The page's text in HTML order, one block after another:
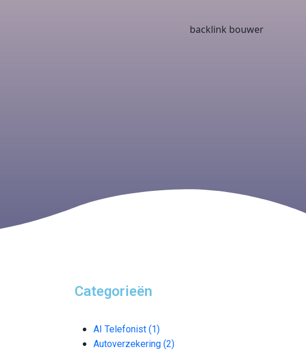
Categorieën
AI Telefonist (1)
Autoverzekering (2)